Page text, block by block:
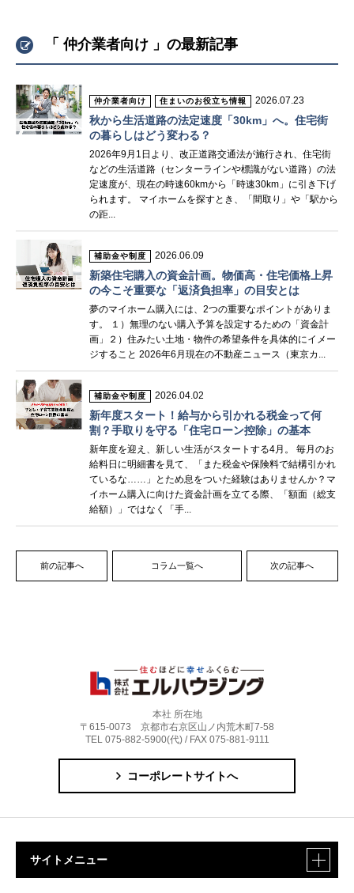
「 仲介業者向け 」の最新記事
仲介業者向け 住まいのお役立ち情報 2026.07.23
秋から生活道路の法定速度「30km」へ。住宅街
の暮らしはどう変わる？
2026年9月1日より、改正道路交通法が施行され、住宅街
などの生活道路（センターラインや標識がない道路）の法
定速度が、現在の時速60kmから「時速30km」に引き下げ
られます。 マイホームを探すとき、「間取り」や「駅から
の距...
補助金や制度 2026.06.09
新築住宅購入の資金計画。物価高・住宅価格上昇
の今こそ重要な「返済負担率」の目安とは
夢のマイホーム購入には、2つの重要なポイントがありま
す。 １）無理のない購入予算を設定するための「資金計
画」２）住みたい土地・物件の希望条件を具体的にイメー
ジすること 2026年6月現在の不動産ニュース（東京カ...
補助金や制度 2026.04.02
新年度スタート！給与から引かれる税金って何
割？手取りを守る「住宅ローン控除」の基本
新年度を迎え、新しい生活がスタートする4月。 毎月のお
給料日に明細書を見て、「また税金や保険料で結構引かれ
ているな……」とため息をついた経験はありませんか？マ
イホーム購入に向けた資金計画を立てる際、「額面（総支
給額）」ではなく「手...
前の記事へ コラム一覧へ 次の記事へ
本社 所在地
〒615-0073 京都市右京区山ノ内荒木町7-58
TEL 075-882-5900(代) / FAX 075-881-9111
コーポレートサイトへ
サイトメニュー